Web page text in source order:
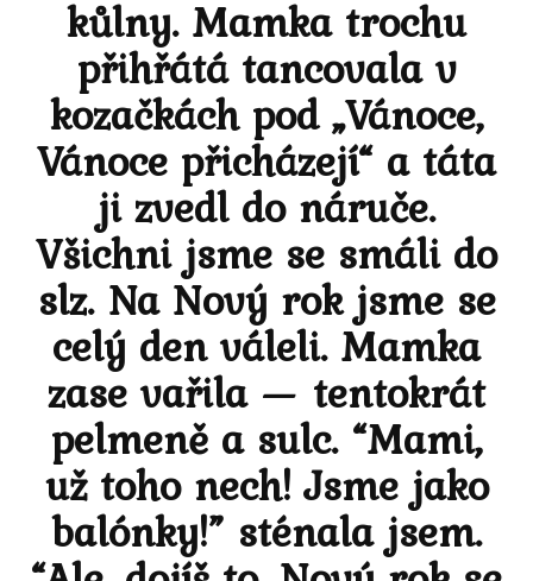
kůlny. Mamka trochu
přihřátá tancovala v
kozačkách pod „Vánoce,
Vánoce přicházejí“ a táta
ji zvedl do náruče.
Všichni jsme se smáli do
slz. Na Nový rok jsme se
celý den váleli. Mamka
zase vařila — tentokrát
pelmeně a sulc. “Mami,
už toho nech! Jsme jako
balónky!” sténala jsem.